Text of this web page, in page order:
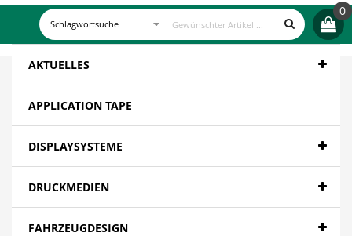
0
AKTUELLES
APPLICATION TAPE
DISPLAYSYSTEME
DRUCKMEDIEN
FAHRZEUGDESIGN